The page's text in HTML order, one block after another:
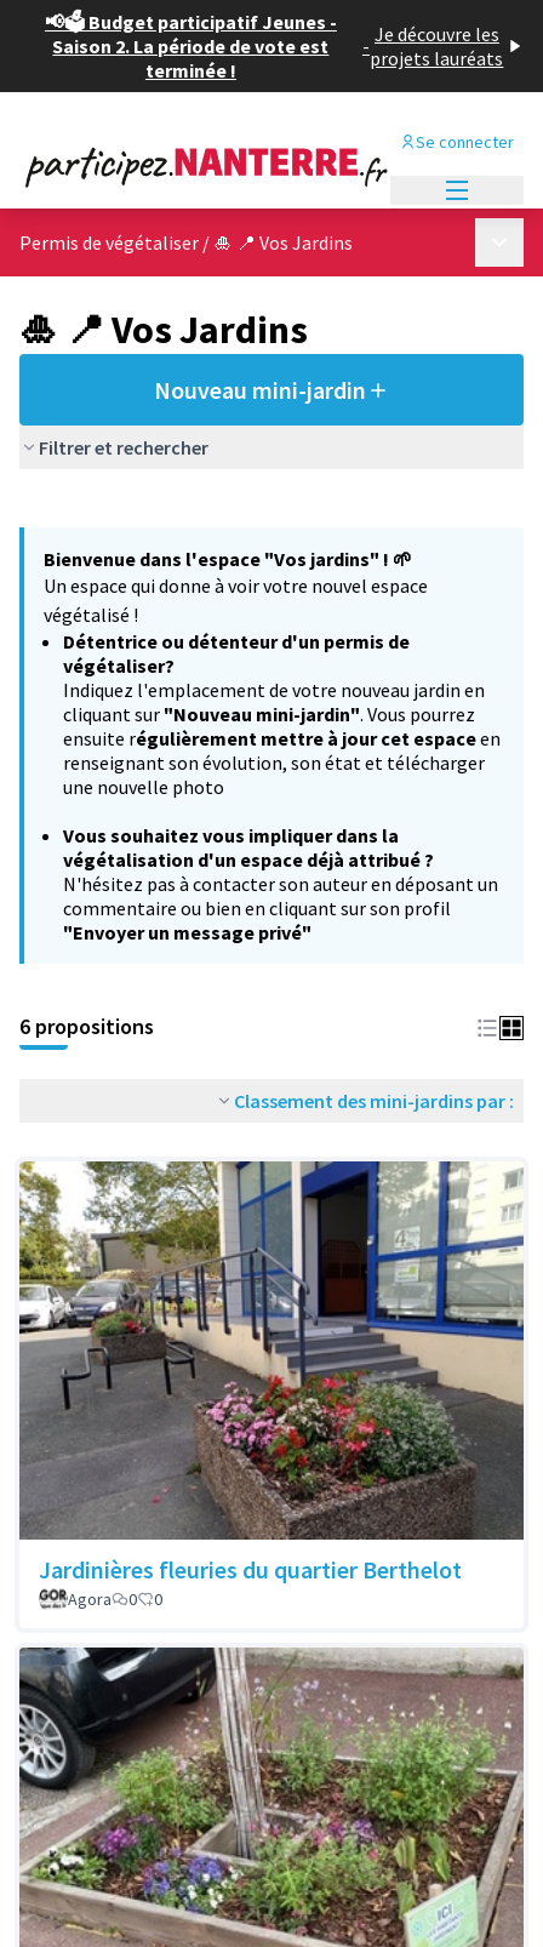
📢🗳️ Budget participatif Jeunes -
Saison 2. La période de vote est
terminée !
- Je découvre les
projets lauréats
Se connecter
Permis de végétaliser / 🎍 📍 Vos Jardins
🎍 📍 Vos Jardins
Nouveau mini-jardin
Filtrer et rechercher
−
Bienvenue dans l'espace "Vos jardins" ! 🌱
Un espace qui donne à voir votre nouvel espace
végétalisé !
Détentrice ou détenteur d'un permis de
végétaliser?
Indiquez l'emplacement de votre nouveau jardin en
cliquant sur "Nouveau mini-jardin". Vous pourrez
ensuite régulièrement mettre à jour cet espaceen
renseignant son évolution, son état et télécharger
une nouvelle photo
Vous souhaitez vous impliquer dans la
végétalisation d'un espace déjà attribué ?
N'hésitez pas à contacter son auteur en déposant un
commentaire ou bien en cliquant sur son profil
"Envoyer un message privé"
6 propositions
Classement des mini-jardins par :
Jardinières fleuries du quartier Berthelot
Agora 0 0